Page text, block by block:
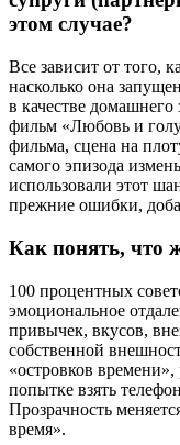
этом случае?
Все зависит от того,
насколько она
в качестве
фильм «Любовь и
фильма, сцена на
самого эпизода
использовали этот
прежние ошибки,
Как понять, что
100 процентных
эмоциональное
привычек, вкусов,
собственной
«островков времени»,
попытке взять
Прозрачность
время».